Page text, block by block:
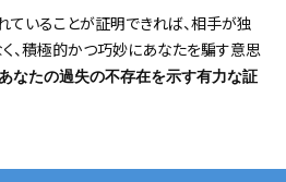
いることが証明できれば、相手が独
、積極的かつ巧妙にあなたを騙す意思
あなたの過失の不存在を示す有力な証